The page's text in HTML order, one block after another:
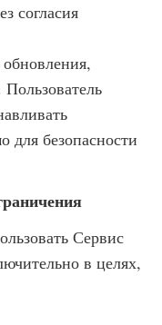
согласия
для безопасности
Сервис
в целях,